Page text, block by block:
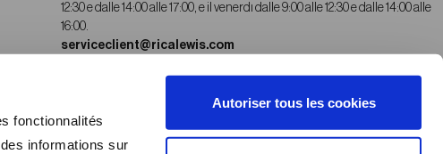
fonctionnalités
informations sur
Autoriser tous les cookies
12:30 e dalle 14:00 alle 17:00, e il venerdì dalle 9:00 alle 12:30 e dalle 14:00 alle
16:00.
serviceclient@ricalewis.com
ALLA NEWSLETTER